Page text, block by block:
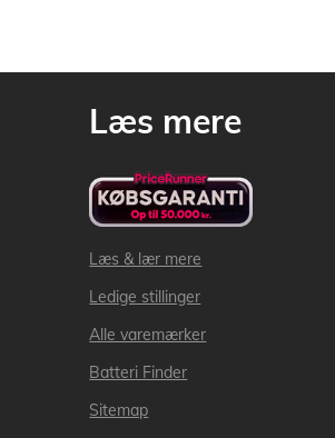
Læs mere
Læs & lær mere
Ledige stillinger
Alle varemærker
Batteri Finder
Sitemap